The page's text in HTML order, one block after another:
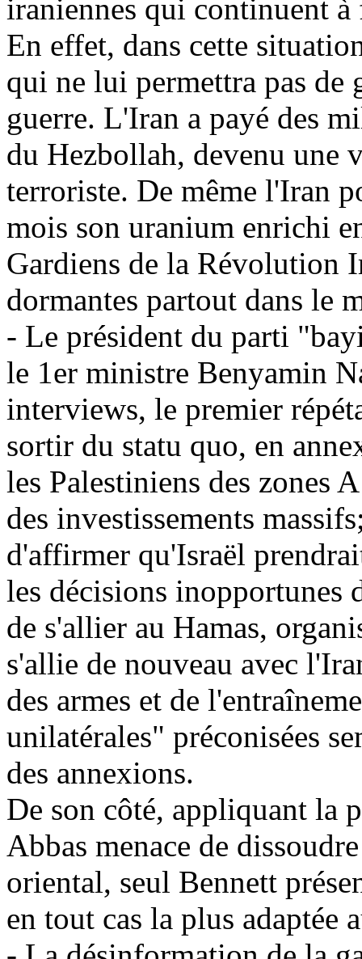
iraniennes qui continuent
En effet, dans cette
qui ne lui permettra pas de
guerre. L'Iran a payé des
du Hezbollah, devenu une
terroriste. De même l'Iran
mois son uranium enrichi
Gardiens de la Révolution
dormantes partout dans le
- Le président du parti
le 1er ministre Benyamin
interviews, le premier
sortir du statu quo, en
les Palestiniens des zones
des investissements
d'affirmer qu'Israël
les décisions
de s'allier au Hamas,
s'allie de nouveau avec
des armes et de
unilatérales" préconisées
des annexions.
De son côté, appliquant la
Abbas menace de
oriental, seul Bennett
en tout cas la plus adaptée